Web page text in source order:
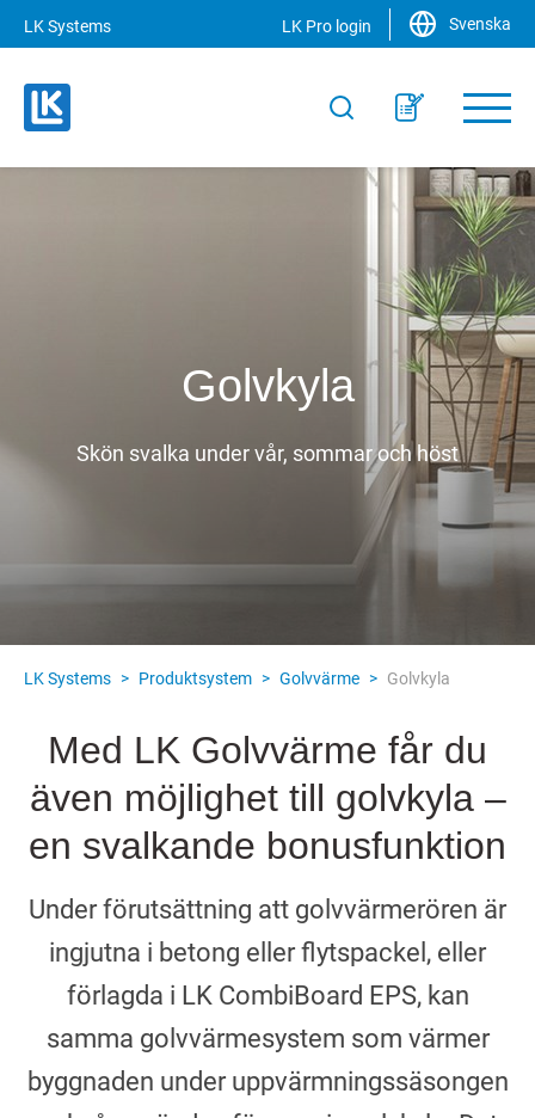
LK Systems LK Pro login Svenska
Golvkyla
Skön svalka under vår, sommar och höst
LK Systems > Produktsystem > Golvvärme > Golvkyla
Med LK Golvvärme får du
även möjlighet till golvkyla –
en svalkande bonusfunktion
Under förutsättning att golvvärmerören är
ingjutna i betong eller flytspackel, eller
förlagda i LK CombiBoard EPS, kan
samma golvvärmesystem som värmer
byggnaden under uppvärmningssäsongen